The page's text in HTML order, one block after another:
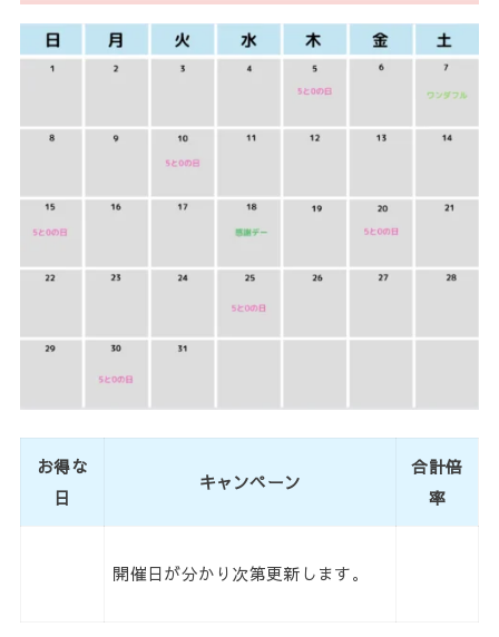
お得な
日
キャンペーン
合計倍
率
開催日が分かり次第更新します。